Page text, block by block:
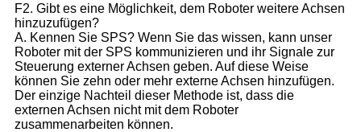
F2. Gibt es eine Möglichkeit, dem Roboter weitere Achsen
hinzuzufügen?
A. Kennen Sie SPS? Wenn Sie das wissen, kann unser
Roboter mit der SPS kommunizieren und ihr Signale zur
Steuerung externer Achsen geben. Auf diese Weise
können Sie zehn oder mehr externe Achsen hinzufügen.
Der einzige Nachteil dieser Methode ist, dass die
externen Achsen nicht mit dem Roboter
zusammenarbeiten können.